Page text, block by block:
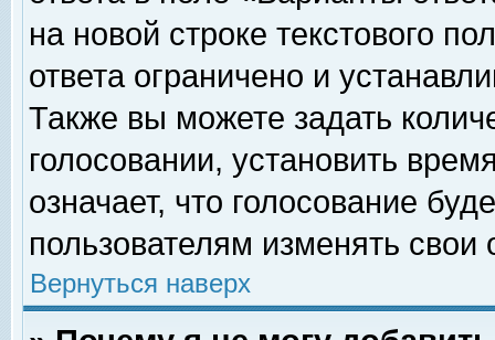
на новой строке текстового
ответа ограничено и
Также вы можете задать
голосовании, установить
означает, что голосование
пользователям изменять свои
Вернуться наверх